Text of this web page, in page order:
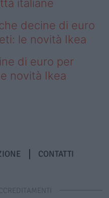
italiane
decine di euro
le novità Ikea
di euro per
novità Ikea
CONTATTI